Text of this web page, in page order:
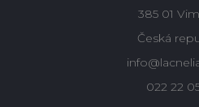
385 01
Česká
022 22 05